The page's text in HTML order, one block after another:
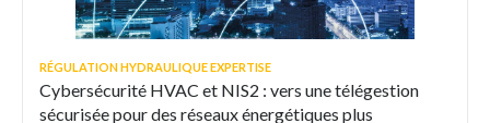
RÉGULATION HYDRAULIQUE EXPERTISE
Cybersécurité HVAC et NIS2 : vers une télégestion
sécurisée pour des réseaux énergétiques plus